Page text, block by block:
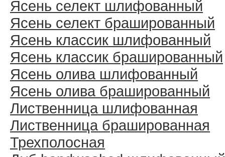
Ясень селект шлифованный
Ясень селект брашированный
Ясень классик шлифованный
Ясень классик брашированный
Ясень олива шлифованный
Ясень олива брашированный
Лиственница шлифованная
Лиственница брашированная
Трехполосная